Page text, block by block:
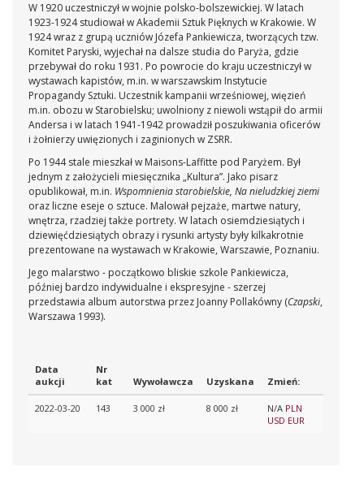
W 1920 uczestniczył w wojnie polsko-bolszewickiej. W latach
1923-1924 studiował w Akademii Sztuk Pięknych w Krakowie. W
1924 wraz z grupą uczniów Józefa Pankiewicza, tworzących tzw.
Komitet Paryski, wyjechał na dalsze studia do Paryża, gdzie
przebywał do roku 1931. Po powrocie do kraju uczestniczył w
wystawach kapistów, m.in. w warszawskim Instytucie
Propagandy Sztuki. Uczestnik kampanii wrześniowej, więzień
m.in. obozu w Starobielsku; uwolniony z niewoli wstąpił do armii
Andersa i w latach 1941-1942 prowadził poszukiwania oficerów
i żołnierzy uwięzionych i zaginionych w ZSRR.
Po 1944 stale mieszkał w Maisons-Laffitte pod Paryżem. Był
jednym z założycieli miesięcznika „Kultura”. Jako pisarz
opublikował, m.in. Wspomnienia starobielskie, Na nieludzkiej ziemi
oraz liczne eseje o sztuce. Malował pejzaże, martwe natury,
wnętrza, rzadziej także portrety. W latach osiemdziesiątych i
dziewięćdziesiątych obrazy i rysunki artysty były kilkakrotnie
prezentowane na wystawach w Krakowie, Warszawie, Poznaniu.
Jego malarstwo - początkowo bliskie szkole Pankiewicza,
później bardzo indywidualne i ekspresyjne - szerzej
przedstawia album autorstwa przez Joanny Pollakówny (Czapski,
Warszawa 1993).
Data
aukcji
Nr
kat
Wywoławcza Uzyskana Zmień:
2022-03-20 143 3 000 zł 8 000 zł N/A PLN
USD EUR